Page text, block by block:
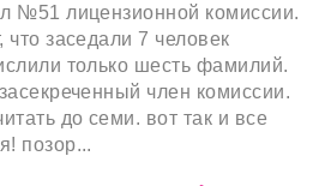
№51 лицензионной комиссии.
что заседали 7 человек
только шесть фамилий.
член комиссии.
до семи. вот так и все
позор...